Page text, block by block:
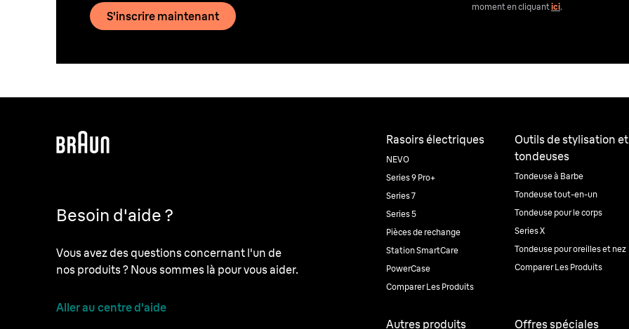
S'inscrire maintenant
moment en cliquantici.
Besoin d'aide ?
Vous avez des questions concernant l'un de
nos produits ? Nous sommes là pour vous aider.
Aller au centre d'aide
Rasoirs électriques
NEVO
Series 9 Pro+
Series 7
Series 5
Pièces de rechange
Station SmartCare
PowerCase
Comparer Les Produits
Outils de stylisation et
tondeuses
Tondeuse à Barbe
Tondeuse tout-en-un
Tondeuse pour le corps
Series X
Tondeuse pour oreilles et nez
Comparer Les Produits
Autres produits Offres spéciales